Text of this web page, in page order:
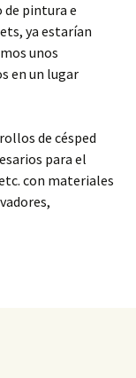
de pintura e
ya estarían
unos
en un lugar
de césped
para el
con materiales